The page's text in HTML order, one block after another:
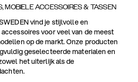
MOBIELE ACCESSOIRES & TASSEN
vind je stijlvolle en
voor veel van de meest
op de markt. Onze producten
geselecteerde materialen en
het uiterlijk als de